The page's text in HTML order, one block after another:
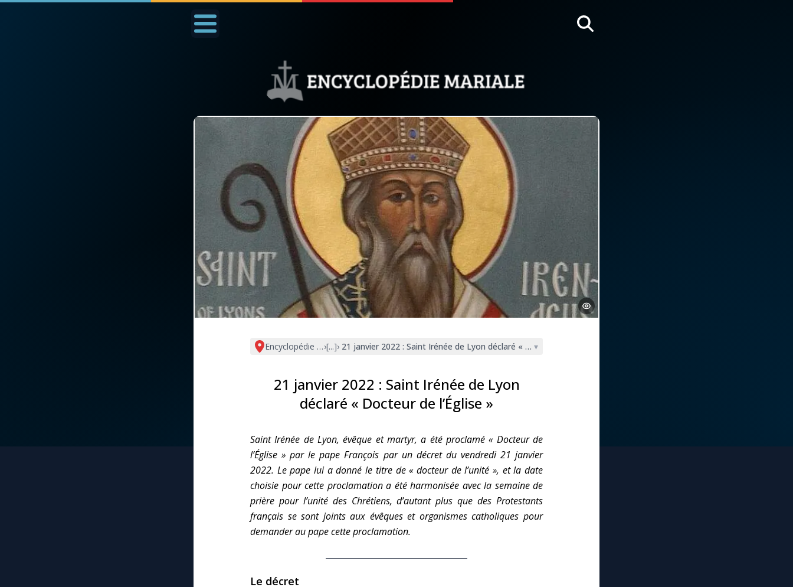
Nous soutenir À propos Facebook Infos légales
Avec Thérèse de Lisieux
L'Évangile chaque jour
Les premiers samedis
du mois
Marie qui défait les
nœuds
◼︎
À la une
1000 Raisons de Croire
Chapelet pour le monde
Contact
Faire un don
Marie de Nazareth
Encyclopédie mariale
›[...]› 21 janvier 2022 : Saint Irénée de Lyon déclaré « Docteur de l’Église »
▾
21 janvier 2022 : Saint Irénée de Lyon
déclaré « Docteur de l’Église »
Saint Irénée de Lyon, évêque et martyr, a été proclamé « Docteur de
l’Église » par le pape François par un décret du vendredi 21 janvier
2022. Le pape lui a donné le titre de « docteur de l’unité », et la date
choisie pour cette proclamation a été harmonisée avec la semaine de
prière pour l’unité des Chrétiens, d’autant plus que des Protestants
français se sont joints aux évêques et organismes catholiques pour
demander au pape cette proclamation.
Le décret